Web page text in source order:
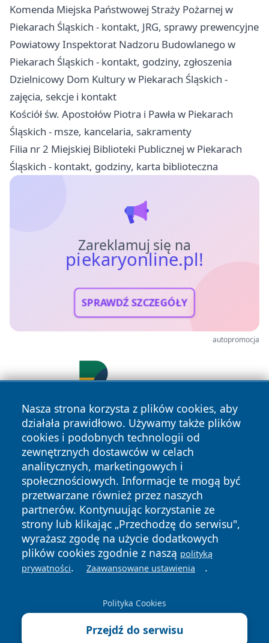
Komenda Miejska Państwowej Straży Pożarnej w
Piekarach Śląskich - kontakt, JRG, sprawy prewencyjne
Powiatowy Inspektorat Nadzoru Budowlanego w
Piekarach Śląskich - kontakt, godziny, zgłoszenia
Dzielnicowy Dom Kultury w Piekarach Śląskich -
zajęcia, sekcje i kontakt
Kościół św. Apostołów Piotra i Pawła w Piekarach
Śląskich - msze, kancelaria, sakramenty
Filia nr 2 Miejskiej Biblioteki Publicznej w Piekarach
Śląskich - kontakt, godziny, karta biblioteczna
Zareklamuj się na
piekaryonline.pl!
SPRAWDŹ SZCZEGÓŁY
autopromocja
Nasza strona korzysta z plików cookies, aby
działała prawidłowo. Używamy także plików
cookies i podobnych technologii od
zewnętrznych dostawców w celach
analitycznych, marketingowych i
społecznościowych. Informacje te mogą być
przetwarzane również przez naszych
partnerów. Kontynuując korzystanie ze
strony lub klikając „Przechodzę do serwisu",
wyrażasz zgodę na użycie dodatkowych
plików cookies zgodnie z naszą polityką
prywatności. Zaawansowane ustawienia .
Polityka Cookies
Przejdź do serwisu
Copyright © 2026 piekaryonline.pl Wszystkie prawa
zastrzeżone.
News Autorzy
Polityka
Prywatności
Polityka
Cookies